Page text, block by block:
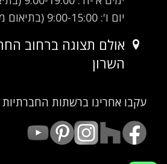
יום ו': 9:00-15:00 (בתיאום מראש)
השרון
עקבו אחרינו ברשתות החברתיות